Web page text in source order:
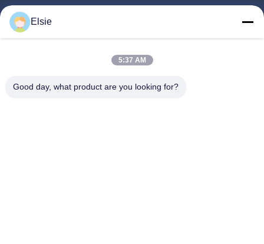
Быстрые Ссылки
О Нас
Elsie
5:37 AM
Good day, what product are you looking for?